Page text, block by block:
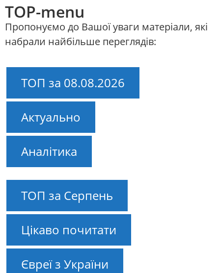
TOP-menu
Пропонуємо до Вашої уваги матеріали, які
набрали найбільше переглядів:
ТОП за 08.08.2026
Актуально
Аналітика
ТОП за Серпень
Цікаво почитати
Євреї з України